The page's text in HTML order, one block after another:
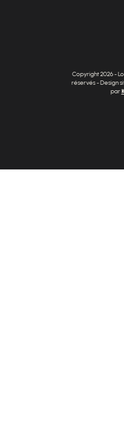
Copyright 2026 -
réservés - Design
par